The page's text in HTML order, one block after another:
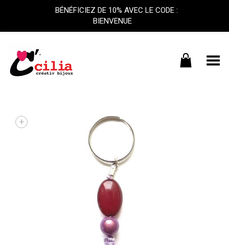
Basculer le menu
+
BÉNÉFICIEZ DE 10% AVEC LE CODE :
BIENVENUE